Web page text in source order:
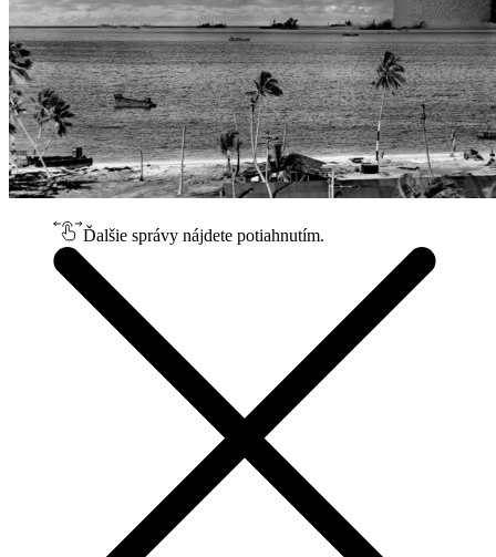
Ďalšie správy nájdete potiahnutím.